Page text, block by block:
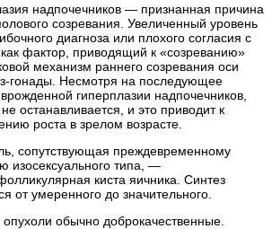
надпочечников — признанная причина
созревания. Увеличенный уровень
диагноза или плохого согласия с
фактор, приводящий к «созреванию»
механизм раннего созревания оси
гонады. Несмотря на последующее
гиперплазии надпочечников,
останавливается, и это приводит к
роста в зрелом возрасте.
сопутствующая преждевременному
изосексуального типа, —
киста яичника. Синтез
от умеренного до значительного.
обычно доброкачественные.